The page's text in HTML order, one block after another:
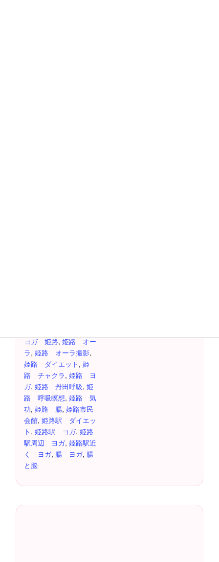
ヨガ 姫路, 姫路 オー
ラ, 姫路 オーラ撮影,
姫路 ダイエット , 姫
路 チャクラ, 姫路 ヨ
ガ, 姫路 丹田呼吸, 姫
路 呼吸瞑想, 姫路 気
功, 姫路 腸, 姫路市民
会館, 姫路駅 ダイエッ
ト , 姫路駅 ヨガ, 姫路
駅周辺 ヨガ, 姫路駅近
く ヨガ, 腸 ヨガ, 腸
と脳